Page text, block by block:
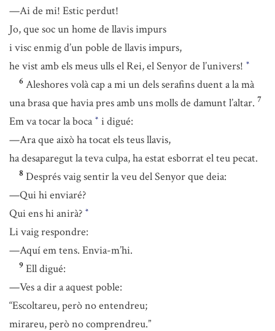
—Ai de mi! Estic perdut!
Jo, que soc un home de llavis impurs
i visc enmig d’un poble de llavis impurs,
he vist amb els meus ulls el Rei, el Senyor de l’univers! *
6 Aleshores volà cap a mi un dels serafins duent a la mà
una brasa que havia pres amb uns molls de damunt l’altar. 7
Em va tocar la boca * i digué:
—Ara que això ha tocat els teus llavis,
ha desaparegut la teva culpa, ha estat esborrat el teu pecat.
8 Després vaig sentir la veu del Senyor que deia:
—Qui hi enviaré?
Qui ens hi anirà? *
Li vaig respondre:
—Aquí em tens. Envia-m’hi.
9 Ell digué:
—Ves a dir a aquest poble:
“Escoltareu, però no entendreu;
mirareu, però no comprendreu.”